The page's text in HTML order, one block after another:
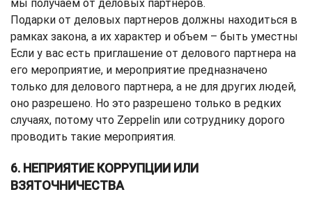
мы получаем от деловых партнеров.
Подарки от деловых партнеров должны находиться в
рамках закона, а их характер и объем – быть уместны
Если у вас есть приглашение от делового партнера на
его мероприятие, и мероприятие предназначено
только для делового партнера, а не для других людей,
оно разрешено. Но это разрешено только в редких
случаях, потому что Zeppelin или сотруднику дорого
проводить такие мероприятия.
6. НЕПРИЯТИЕ КОРРУПЦИИ ИЛИ
ВЗЯТОЧНИЧЕСТВА